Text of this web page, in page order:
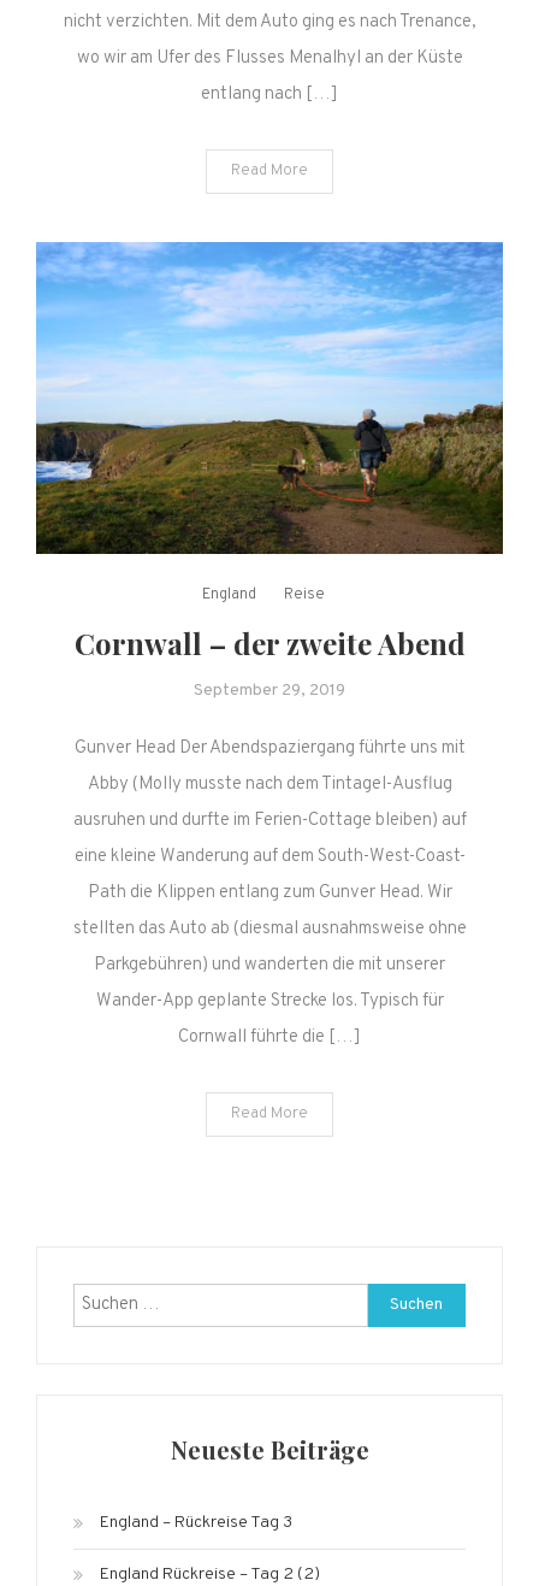
nicht verzichten. Mit dem Auto ging es nach Trenance,
wo wir am Ufer des Flusses Menalhyl an der Küste
entlang nach […]
Read More
England Reise
Cornwall – der zweite Abend
September 29, 2019
Gunver Head Der Abendspaziergang führte uns mit
Abby (Molly musste nach dem Tintagel-Ausflug
ausruhen und durfte im Ferien-Cottage bleiben) auf
eine kleine Wanderung auf dem South-West-Coast-
Path die Klippen entlang zum Gunver Head. Wir
stellten das Auto ab (diesmal ausnahmsweise ohne
Parkgebühren) und wanderten die mit unserer
Wander-App geplante Strecke los. Typisch für
Cornwall führte die […]
Read More
Suchen
nach:
Neueste Beiträge
England – Rückreise Tag 3
England Rückreise – Tag 2 (2)